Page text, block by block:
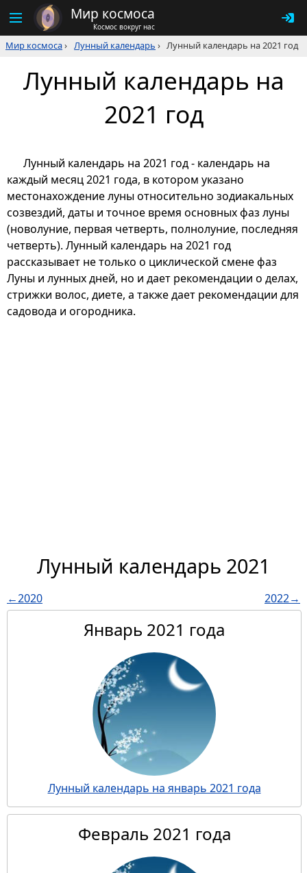
Мир космоса
Космос вокруг нас
Мир космоса› Лунный календарь › Лунный календарь на 2021 год
Лунный календарь на
2021 год
Лунный календарь на 2021 год - календарь на
каждый месяц 2021 года, в котором указано
местонахождение луны относительно зодиакальных
созвездий, даты и точное время основных фаз луны
(новолуние, первая четверть, полнолуние, последняя
четверть). Лунный календарь на 2021 год
рассказывает не только о циклической смене фаз
Луны и лунных дней, но и дает рекомендации о делах,
стрижки волос, диете, а также дает рекомендации для
садовода и огородника.
Лунный календарь 2021
←2020 2022→
Январь 2021 года
Лунный календарь на январь 2021 года
Февраль 2021 года